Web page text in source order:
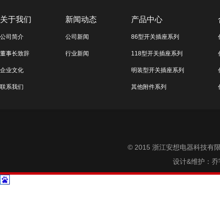
关于我们
公司简介
董事长致辞
企业文化
联系我们
新闻动态
公司新闻
行业新闻
产品中心
86型开关插座系列
118型开关插座系列
明装型开关插座系列
其他附件系列
© 2015 浙江安想电器科技
设计&维护：